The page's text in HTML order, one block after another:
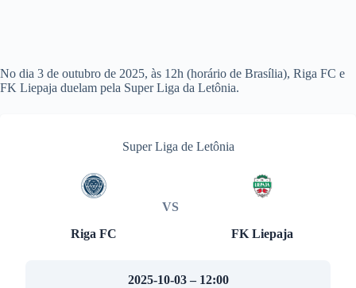
No dia 3 de outubro de 2025, às 12h (horário de Brasília), Riga FC e
FK Liepaja duelam pela Super Liga da Letônia.
Super Liga de Letônia
Riga FC
VS
FK Liepaja
2025-10-03 – 12:00